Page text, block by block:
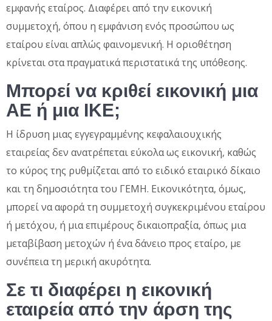
εμφανής εταίρος. Διαφέρει από την εικονική
συμμετοχή, όπου η εμφάνιση ενός προσώπου ως
εταίρου είναι απλώς φαινομενική. Η οριοθέτηση
κρίνεται στα πραγματικά περιστατικά της υπόθεσης.
Μπορεί να κριθεί εικονική μια
ΑΕ ή μια ΙΚΕ;
Η ίδρυση μιας εγγεγραμμένης κεφαλαιουχικής
εταιρείας δεν ανατρέπεται εύκολα ως εικονική, καθώς
το κύρος της ρυθμίζεται από το ειδικό εταιρικό δίκαιο
και τη δημοσιότητα του ΓΕΜΗ. Εικονικότητα, όμως,
μπορεί να αφορά τη συμμετοχή συγκεκριμένου εταίρου
ή μετόχου, ή μια επιμέρους δικαιοπραξία, όπως μια
μεταβίβαση μετοχών ή ένα δάνειο προς εταίρο, με
συνέπεια τη μερική ακυρότητα.
Σε τι διαφέρει η εικονική
εταιρεία από την άρση της